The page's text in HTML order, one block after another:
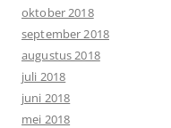
oktober 2018
september 2018
augustus 2018
juli 2018
juni 2018
mei 2018